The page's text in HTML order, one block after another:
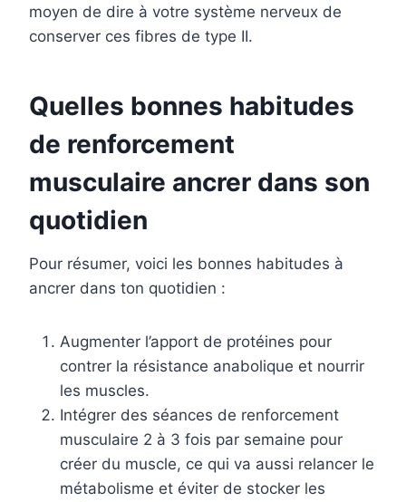
moyen de dire à votre système nerveux de
conserver ces fibres de type II.
Quelles bonnes habitudes
de renforcement
musculaire ancrer dans son
quotidien
Pour résumer, voici les bonnes habitudes à
ancrer dans ton quotidien :
Augmenter l’apport de protéines pour
contrer la résistance anabolique et nourrir
les muscles.
Intégrer des séances de renforcement
musculaire 2 à 3 fois par semaine pour
créer du muscle, ce qui va aussi relancer le
métabolisme et éviter de stocker les